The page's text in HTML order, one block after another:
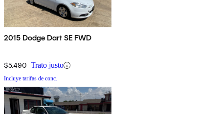
2015 Dodge Dart SE FWD
$5,490 Trato justo
Incluye tarifas de conc.